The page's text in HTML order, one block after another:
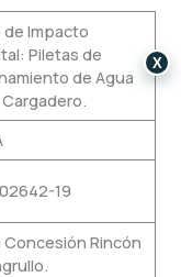
Impacto
Piletas de
de Agua
19
Concesión Rincón
X